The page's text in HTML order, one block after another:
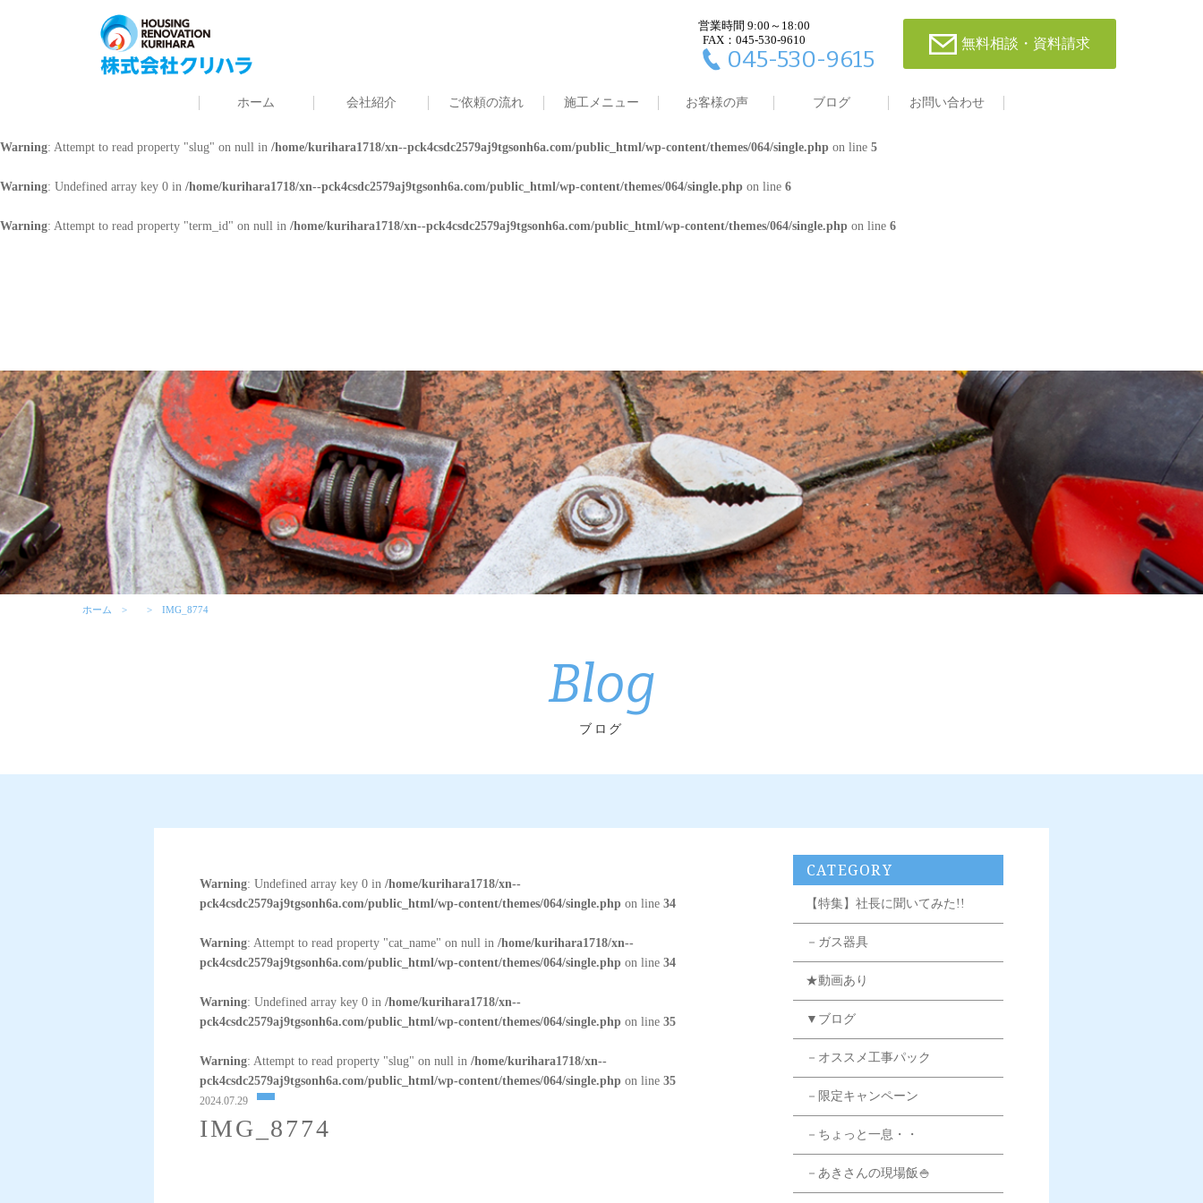
営業時間 9:00～18:00
FAX：045-530-9610
045-530-9615
無料相談・資料請求
ホーム 会社紹介 ご依頼の流れ 施工メニュー お客様の声 ブログ お問い合わせ
: Undefined array key 0 in/home/kurihara1718/xn--pck4csdc2579aj9tgsonh6a.com/public_html/wp-content/themes/064/single.phpon line4
: Attempt to read property "cat_name" on null in /home/kurihara1718/xn--pck4csdc2579aj9tgsonh6a.com/public_html/wp-content/themes/064/single.phpon line 4
/home/kurihara1718/xn--pck4csdc2579aj9tgsonh6a.com/public_html/wp-content/themes/064/single.phpon line
Warning: Attempt to read property "slug" on null in /home/kurihara1718/xn--pck4csdc2579aj9tgsonh6a.com/public_html/wp-content/themes/064/single.php on line 5
Warning: Undefined array key 0 in /home/kurihara1718/xn--pck4csdc2579aj9tgsonh6a.com/public_html/wp-content/themes/064/single.php on line 6
Warning: Attempt to read property "term_id" on null in /home/kurihara1718/xn--pck4csdc2579aj9tgsonh6a.com/public_html/wp-content/themes/064/single.php on line 6
ホーム IMG_8774
Blog
ブログ
Warning: Undefined array key 0 in/home/kurihara1718/xn--
pck4csdc2579aj9tgsonh6a.com/public_html/wp-content/themes/064/single.php on line34
Warning: Attempt to read property "cat_name" on null in/home/kurihara1718/xn--
pck4csdc2579aj9tgsonh6a.com/public_html/wp-content/themes/064/single.php on line34
Warning: Undefined array key 0 in/home/kurihara1718/xn--
pck4csdc2579aj9tgsonh6a.com/public_html/wp-content/themes/064/single.php on line35
Warning: Attempt to read property "slug" on null in/home/kurihara1718/xn--
pck4csdc2579aj9tgsonh6a.com/public_html/wp-content/themes/064/single.php on line35
2024.07.29
IMG_8774
CATEGORY
【特集】社長に聞いてみた!!
－ガス器具
★動画あり
▼ブログ
－オススメ工事パック
－限定キャンペーン
－ちょっと一息・・
－あきさんの現場飯🍚